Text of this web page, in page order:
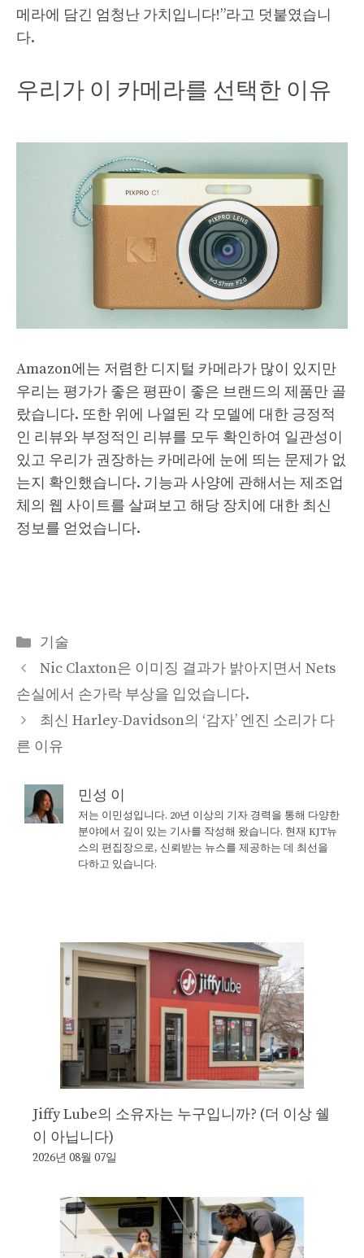
메라에 담긴 엄청난 가치입니다!”라고 덧붙였습니
다.
우리가 이 카메라를 선택한 이유
Amazon에는 저렴한 디지털 카메라가 많이 있지만
우리는 평가가 좋은 평판이 좋은 브랜드의 제품만 골
랐습니다. 또한 위에 나열된 각 모델에 대한 긍정적
인 리뷰와 부정적인 리뷰를 모두 확인하여 일관성이
있고 우리가 권장하는 카메라에 눈에 띄는 문제가 없
는지 확인했습니다. 기능과 사양에 관해서는 제조업
체의 웹 사이트를 살펴보고 해당 장치에 대한 최신
정보를 얻었습니다.
Categories
기술
Nic Claxton은 이미징 결과가 밝아지면서 Nets
손실에서 손가락 부상을 입었습니다.
최신 Harley-Davidson의 ‘감자’ 엔진 소리가 다
른 이유
민성 이
저는 이민성입니다. 20년 이상의 기자 경력을 통해 다양한
분야에서 깊이 있는 기사를 작성해 왔습니다. 현재 KJT뉴
스의 편집장으로, 신뢰받는 뉴스를 제공하는 데 최선을
다하고 있습니다.
Jiffy Lube의 소유자는 누구입니까? (더 이상 쉘
이 아닙니다)
2026년 08월 07일